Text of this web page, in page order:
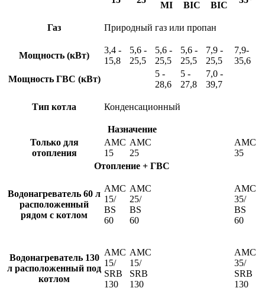
MI
BIC
BIC
Газ Природный газ или пропан
Мощность (кВт)
3,4 -
15,8
5,6 -
25,5
5,6 -
25,5
5,6 -
25,5
7,9 -
25,5
7,9-
35,6
Мощность ГВС (кВт)
5 -
28,6
5 -
27,8
7,0 -
39,7
Тип котла Конденсационный
Назначение
Только для
отопления
AMC
15
AMC
25
AMC
35
Отопление + ГВС
Водонагреватель 60 л
расположенный
рядом с котлом
AMC
15/
BS
60
AMC
25/
BS
60
AMC
35/
BS
60
Водонагреватель 130
л расположенный под
котлом
AMC
15/
SRB
130
AMC
15/
SRB
130
AMC
35/
SRB
130